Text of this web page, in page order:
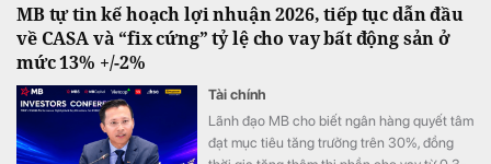
MB tự tin kế hoạch lợi nhuận 2026, tiếp tục dẫn đầu
về CASA và “fix cứng” tỷ lệ cho vay bất động sản ở
mức 13% +/-2%
Tài chính
Lãnh đạo MB cho biết ngân hàng quyết tâm
đạt mục tiêu tăng trưởng trên 30%, đồng